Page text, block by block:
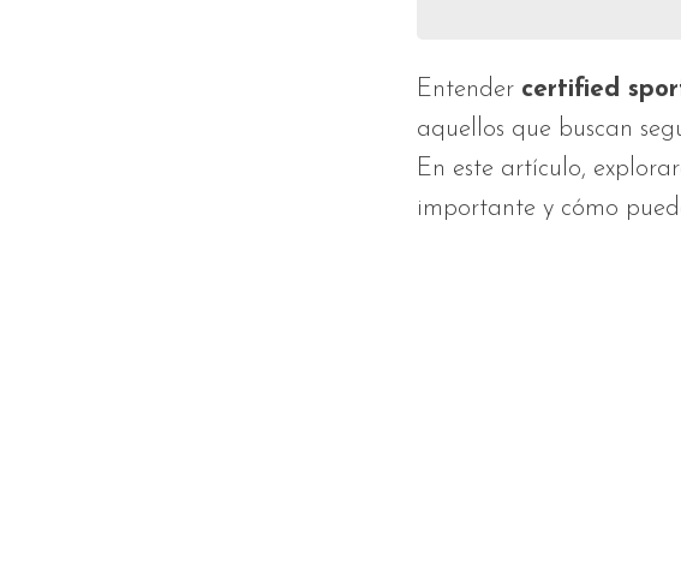
Entender certified
aquellos que buscan
En este artículo,
importante y cómo